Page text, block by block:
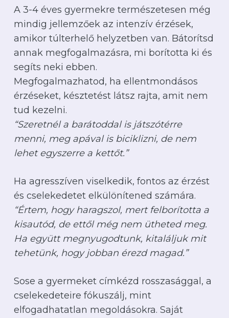
A 3-4 éves gyermekre természetesen még
mindig jellemzőek az intenzív érzések,
amikor túlterhelő helyzetben van. Bátorítsd
annak megfogalmazásra, mi borította ki és
segíts neki ebben.
Megfogalmazhatod, ha ellentmondásos
érzéseket, késztetést látsz rajta, amit nem
tud kezelni.
“Szeretnél a barátoddal is játszótérre
menni, meg apával is biciklizni, de nem
lehet egyszerre a kettőt.”
Ha agresszíven viselkedik, fontos az érzést
és cselekedetet elkülönítened számára.
“Értem, hogy haragszol, mert felborította a
kisautód, de ettől még nem ütheted meg.
Ha együtt megnyugodtunk, kitaláljuk mit
tehetünk, hogy jobban érezd magad.”
Sose a gyermeket címkézd rosszasággal, a
cselekedeteire fókuszálj, mint
elfogadhatatlan megoldásokra. Saját